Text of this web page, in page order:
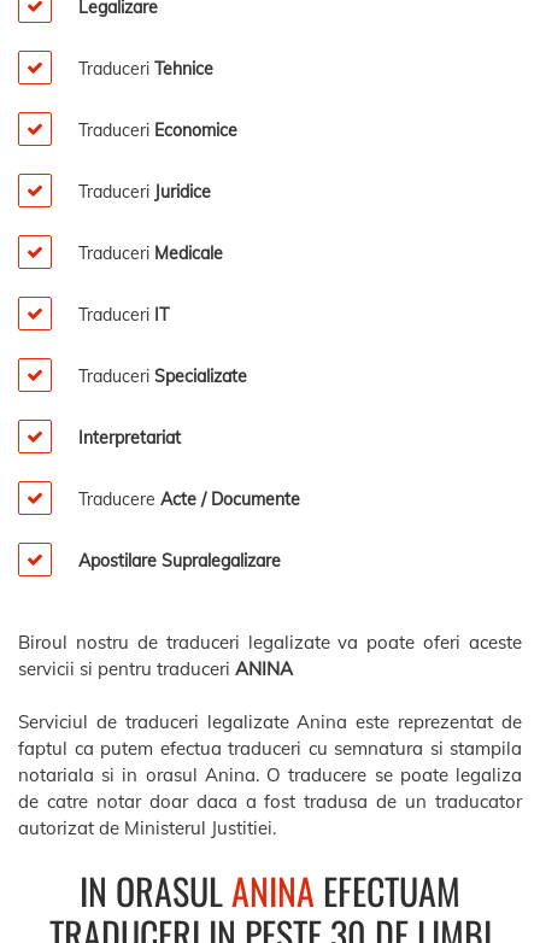
Legalizare
Traduceri Tehnice
Traduceri Economice
Traduceri Juridice
Traduceri Medicale
Traduceri IT
Traduceri Specializate
Interpretariat
Traducere Acte / Documente
Apostilare Supralegalizare
Biroul nostru de traduceri legalizate va poate oferi aceste
servicii si pentru traduceri ANINA
Serviciul de traduceri legalizate Anina este reprezentat de
faptul ca putem efectua traduceri cu semnatura si stampila
notariala si in orasul Anina. O traducere se poate legaliza
de catre notar doar daca a fost tradusa de un traducator
autorizat de Ministerul Justitiei.
IN ORASULANINA EFECTUAM